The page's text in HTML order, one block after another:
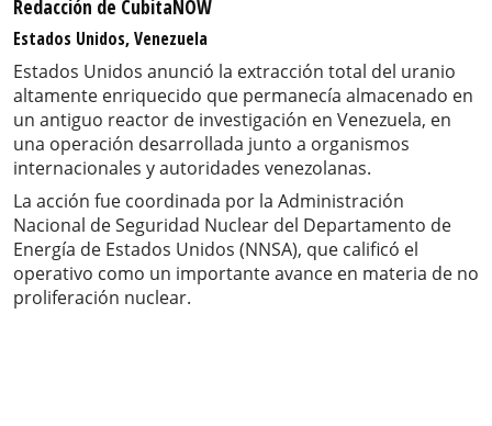
Redacción de CubitaNOW
Estados Unidos, Venezuela
Estados Unidos anunció la extracción total del uranio
altamente enriquecido que permanecía almacenado en
un antiguo reactor de investigación en Venezuela, en
una operación desarrollada junto a organismos
internacionales y autoridades venezolanas.
La acción fue coordinada por la Administración
Nacional de Seguridad Nuclear del Departamento de
Energía de Estados Unidos (NNSA), que calificó el
operativo como un importante avance en materia de no
proliferación nuclear.